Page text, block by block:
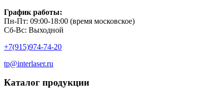
График работы:
Пн-Пт: 09:00-18:00 (время московское)
Сб-Вс: Выходной
+7(915)974-74-20
tp@interlaser.ru
Каталог продукции